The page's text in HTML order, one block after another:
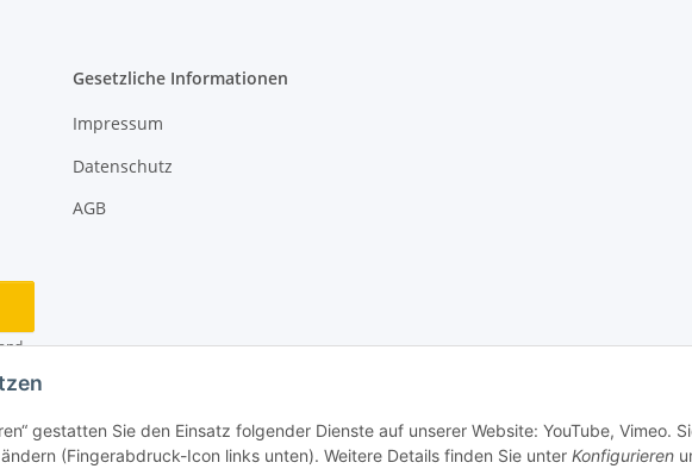
gestatten Sie den Einsatz folgender Dienste auf unserer Website: YouTube, Vimeo.
(Fingerabdruck-Icon links unten). Weitere Details finden Sie unter Konfigurieren
Gesetzliche Informationen
Impressum
Datenschutz
AGB